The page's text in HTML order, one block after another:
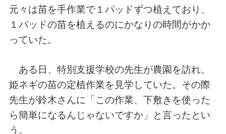
元々は苗を手作業で１パッドずつ植えており、
１パッドの苗を植えるのにかなりの時間がかか
っていた。
ある日、特別支援学校の先生が農園を訪れ、
姫ネギの苗の定植作業を見学していた。その際
先生が鈴木さんに「この作業、下敷きを使った
ら簡単になるんじゃないですか」と言ったとい
う。